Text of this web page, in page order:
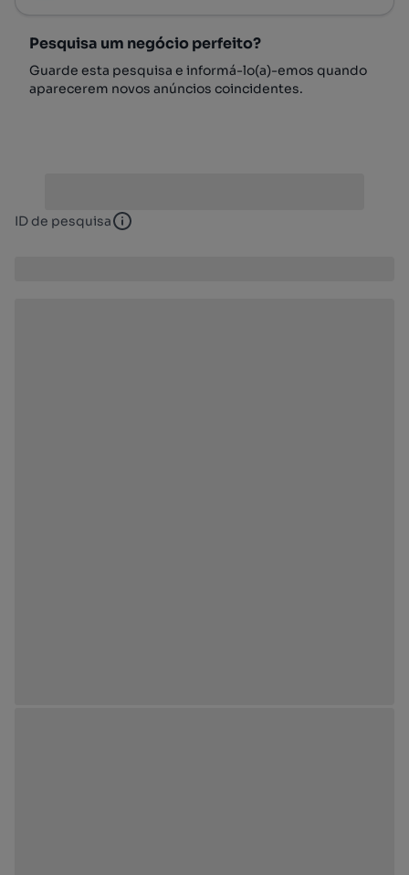
Pesquisa um negócio perfeito?
Guarde esta pesquisa e informá-lo(a)-emos quando
aparecerem novos anúncios coincidentes.
ID de pesquisa ID de pesquisa